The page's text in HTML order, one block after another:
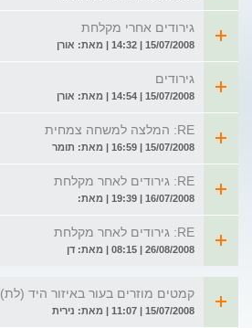
גירודים אחרי מקלחת
15/07/2008 | 14:32 | מאת: אורן
גירודים
15/07/2008 | 14:54 | מאת: אורן
RE: המלצה למשחה צמחית
15/07/2008 | 16:59 | מאת: תומר
RE: גירודים לאחר מקלחת
16/07/2008 | 19:39 | מאת:
RE: גירודים לאחר מקלחת
26/08/2008 | 08:15 | מאת: דן
קמטים מוזרים בעור באיזור היד (לת)
15/07/2008 | 11:07 | מאת: נירית